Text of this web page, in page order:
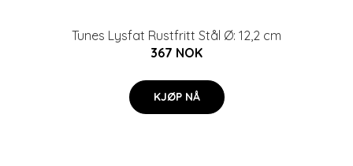
Tunes Lysfat Rustfritt Stål Ø: 12,2 cm
367 NOK
KJØP NÅ